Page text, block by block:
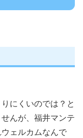
にくいのでは？と
んが、福井マンテ
ェルカムなんで